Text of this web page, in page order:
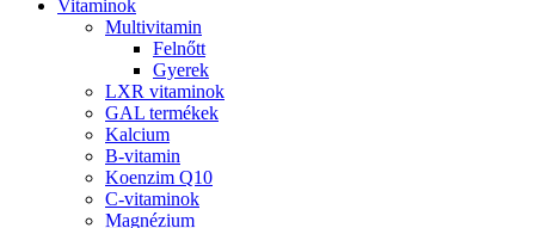
Vitaminok
Multivitamin
Felnőtt
Gyerek
LXR vitaminok
GAL termékek
Kalcium
B-vitamin
Koenzim Q10
C-vitaminok
Magnézium